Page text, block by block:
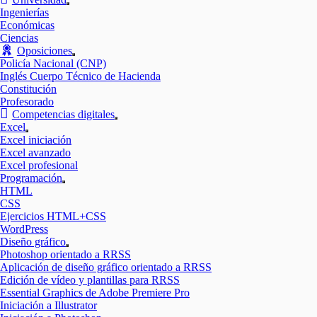
Mostrar
Ingenierías
Económicas
Ciencias
Oposiciones
Mostrar
el
submenú
Policía Nacional (CNP)
Inglés Cuerpo Técnico de Hacienda
Constitución
Profesorado
Competencias digitales
Mostrar
Excel
Mostrar
el
submenú
Excel iniciación
Excel avanzado
Excel profesional
Programación
Mostrar
HTML
CSS
Ejercicios HTML+CSS
WordPress
Diseño gráfico
Mostrar
el
submenú
Photoshop orientado a RRSS
Aplicación de diseño gráfico orientado a RRSS
Edición de vídeo y plantillas para RRSS
Essential Graphics de Adobe Premiere Pro
Iniciación a Illustrator